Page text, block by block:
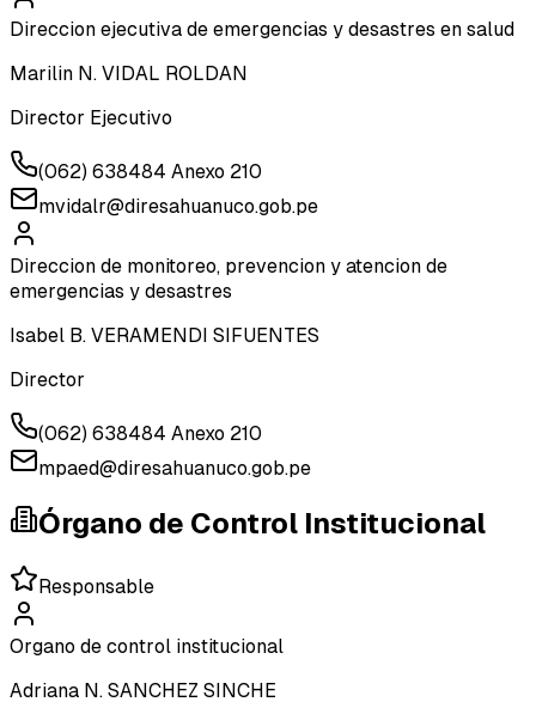
Direccion ejecutiva de emergencias y desastres en salud
Marilin N. VIDAL ROLDAN
Director Ejecutivo
(062) 638484 Anexo 210
mvidalr@diresahuanuco.gob.pe
Direccion de monitoreo, prevencion y atencion de
emergencias y desastres
Isabel B. VERAMENDI SIFUENTES
Director
(062) 638484 Anexo 210
mpaed@diresahuanuco.gob.pe
Órgano de Control Institucional
Responsable
Organo de control institucional
Adriana N. SANCHEZ SINCHE